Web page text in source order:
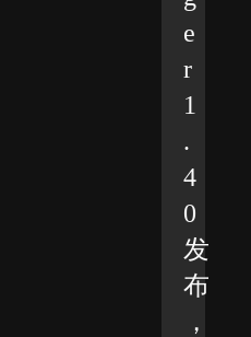
e
r
1
.
4
0
发
布
，